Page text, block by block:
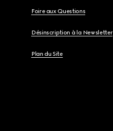
Foire aux Questions
Désinscription à la Newsletter
Plan du Site